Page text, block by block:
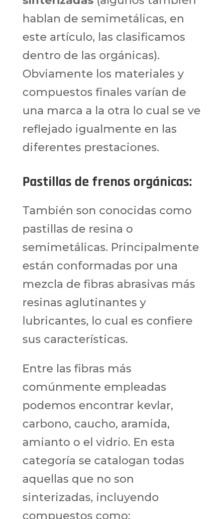
hablan de semimetálicas, en
este artículo, las clasificamos
dentro de las orgánicas).
Obviamente los materiales y
compuestos finales varían de
una marca a la otra lo cual se ve
reflejado igualmente en las
diferentes prestaciones.
Pastillas de frenos orgánicas:
También son conocidas como
pastillas de resina o
semimetálicas. Principalmente
están conformadas por una
mezcla de fibras abrasivas más
resinas aglutinantes y
lubricantes, lo cual es confiere
sus características.
Entre las fibras más
comúnmente empleadas
podemos encontrar kevlar,
carbono, caucho, aramida,
amianto o el vidrio. En esta
categoría se catalogan todas
aquellas que no son
sinterizadas, incluyendo
compuestos como: